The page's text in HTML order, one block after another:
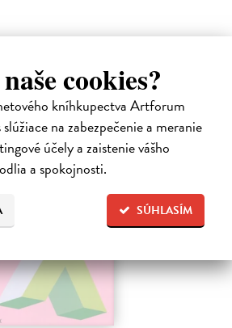
cookies?
kníhkupectva Artforum
na zabezpečenie a meranie
účely a zaistenie vášho
a spokojnosti.
SÚHLASÍM
kategórie vlna
na sklade
novinka